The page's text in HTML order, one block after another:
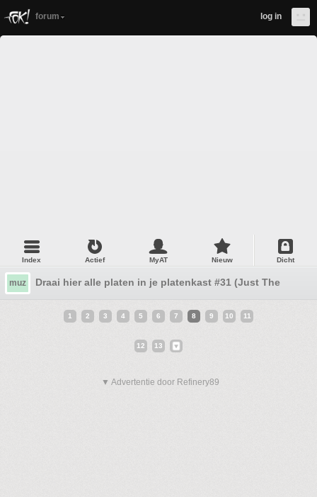
forum log in
Index Actief MyAT Nieuw Dicht
muz Draai hier alle platen in je platenkast #31 (Just The Same)
1 2 3 4 5 6 7 8 9 10 11
12 13
▼ Advertentie door Refinery89